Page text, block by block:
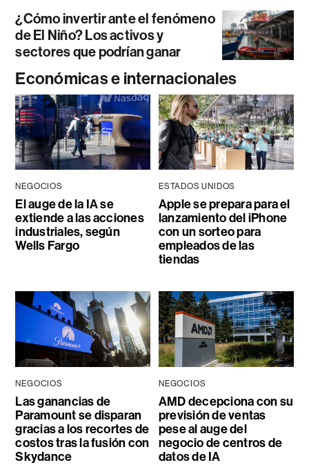
¿Cómo invertir ante el fenómeno
de El Niño? Los activos y
sectores que podrían ganar
Económicas e internacionales
NEGOCIOS
El auge de la IA se
extiende a las acciones
industriales, según
Wells Fargo
ESTADOS UNIDOS
Apple se prepara para el
lanzamiento del iPhone
con un sorteo para
empleados de las
tiendas
NEGOCIOS
Las ganancias de
Paramount se disparan
gracias a los recortes de
costos tras la fusión con
Skydance
NEGOCIOS
AMD decepciona con su
previsión de ventas
pese al auge del
negocio de centros de
datos de IA